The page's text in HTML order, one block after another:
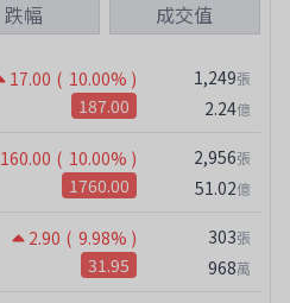
跌幅 成交值
17.00 ( 10.00% )
187.00
1,249張
2.24億
160.00 ( 10.00% )
1760.00
2,956張
51.02億
2.90 ( 9.98% )
31.95
303張
968萬